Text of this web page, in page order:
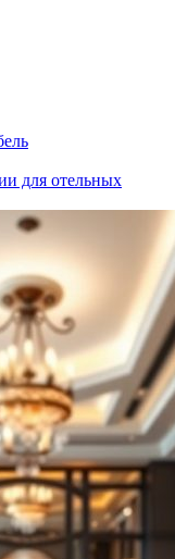
для отельных